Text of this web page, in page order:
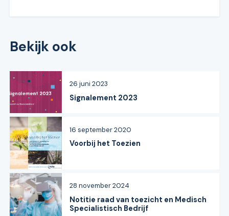
Bekijk ook
Signalement 2023
26 juni 2023
Voorbij het Toezien
16 september 2020
Notitie raad van toezicht en Medisch
Specialistisch Bedrijf
28 november 2024